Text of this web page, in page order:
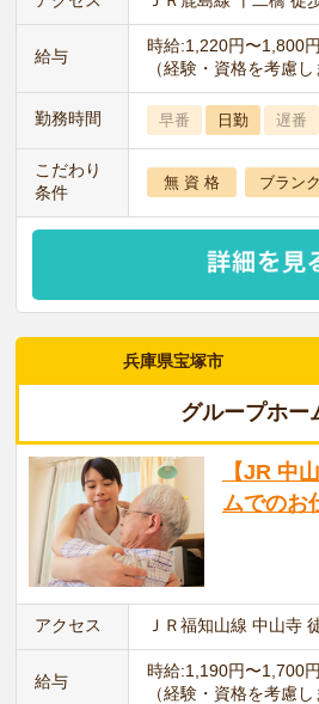
給与
時給:1,220円〜1,800円
（経験・資格を考慮し
勤務時間 早番 日勤 遅番
こだわり
条件
無 資 格 ブランク
兵庫県宝塚市
グループホー
【JR 中
ムでのお
アクセス ＪＲ福知山線 中山寺
給与
時給:1,190円〜1,700円
（経験・資格を考慮し